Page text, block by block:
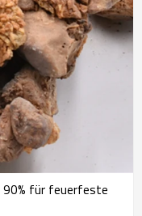
für feuerfeste